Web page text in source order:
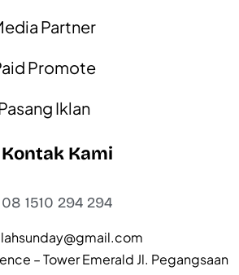
Partner
Promote
Iklan
Kontak Kami
08 1510 294 294
– Tower Emerald Jl. Pegangsaan